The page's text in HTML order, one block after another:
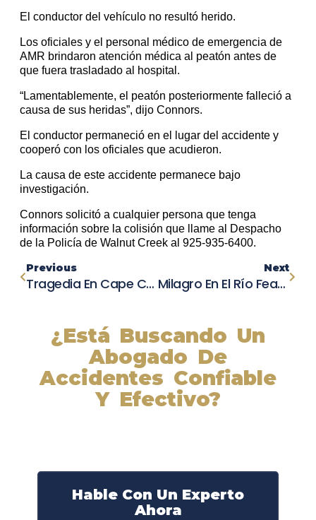
El conductor del vehículo no resultó herido.
Los oficiales y el personal médico de emergencia de
AMR brindaron atención médica al peatón antes de
que fuera trasladado al hospital.
“Lamentablemente, el peatón posteriormente falleció a
causa de sus heridas”, dijo Connors.
El conductor permaneció en el lugar del accidente y
cooperó con los oficiales que acudieron.
La causa de este accidente permanece bajo
investigación.
Connors solicitó a cualquier persona que tenga
información sobre la colisión que llame al Despacho
de la Policía de Walnut Creek al 925-935-6400.
Previous
Tragedia En Cape Cod: Muere Dueño Del Famoso Equipo De Fútbol Inglés En Accidente Automovilístico
Next
Milagro En El Río Feather: ¡Kayakista Regresa Ileso Tras Accidente Acuático
¿Está Buscando Un
Abogado De
Accidentes Confiable
Y Efectivo?
Hable Con Un Experto
Ahora